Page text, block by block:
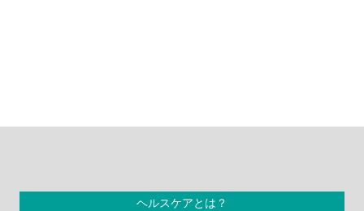
ヘルスケアとは？